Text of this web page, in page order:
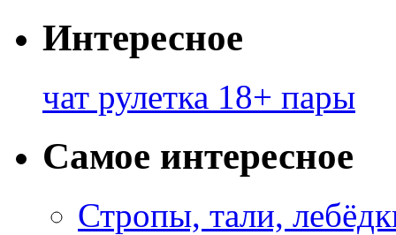
Интересное
чат рулетка 18+ пары
Самое интересное
Стропы, тали,